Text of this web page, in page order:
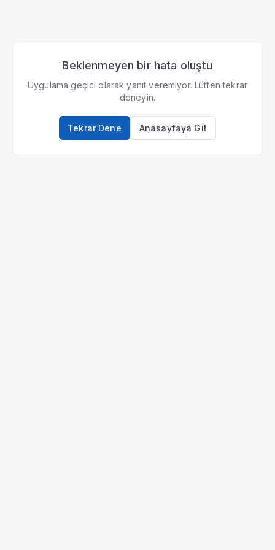
Beklenmeyen bir hata oluştu
Uygulama geçici olarak yanıt veremiyor. Lütfen tekrar
deneyin.
Tekrar Dene Anasayfaya Git